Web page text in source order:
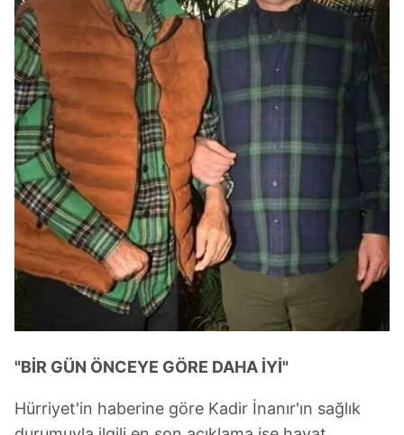
"BİR GÜN ÖNCEYE GÖRE DAHA İYİ"
Hürriyet'in haberine göre Kadir İnanır'ın sağlık